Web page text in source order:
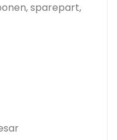
sparepart,